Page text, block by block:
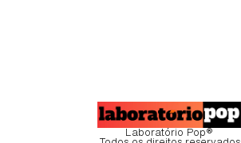
Laboratório Pop®